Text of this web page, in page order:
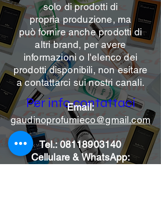
Per info contattaci
solo di prodotti di
propria produzione, ma
può fornire anche prodotti di
altri brand, per avere
informazioni o l'elenco dei
prodotti disponibili, non esitare
a contattarci sui nostri canali.
Email:
gaudinoprofumieco@gmail.com
Tel.: 08118903140
Cellulare & WhatsApp: